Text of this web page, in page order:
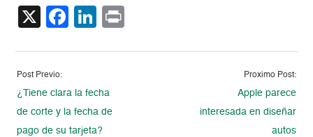
X Facebook
LinkedIn
Post Previo:
¿Tiene clara la fecha
de corte y la fecha de
pago de su tarjeta?
Proximo Post:
Apple parece
interesada en diseñar
autos